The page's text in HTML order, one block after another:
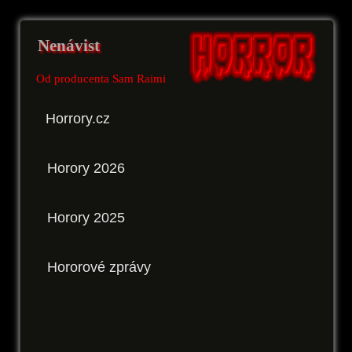
Nenávist
Od producenta Sam Raimi
Horrory.cz
Horory 2026
Horory 2025
Hororové zprávy